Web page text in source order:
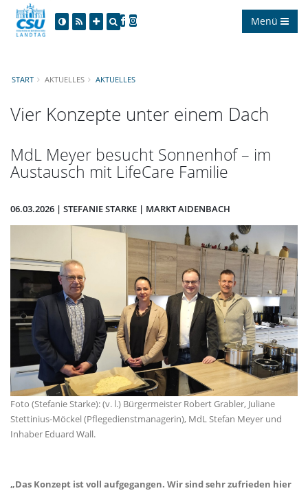
Menü
START AKTUELLES AKTUELLES
Vier Konzepte unter einem Dach
MdL Meyer besucht Sonnenhof – im
Austausch mit LifeCare Familie
06.03.2026 | STEFANIE STARKE | MARKT AIDENBACH
Foto (Stefanie Starke): (v. l.) Bürgermeister Robert Grabler, Juliane
Stettinius-Möckel (Pflegedienstmanagerin), MdL Stefan Meyer und
Inhaber Eduard Wall.
Das Konzept ist voll aufgegangen. Wir sind sehr zufrieden hier